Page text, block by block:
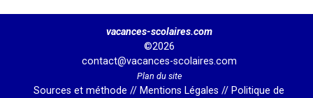
vacances-scolaires.com
©2026
contact@vacances-scolaires.com
Plan du site
Sources et méthode // Mentions Légales // Politique de